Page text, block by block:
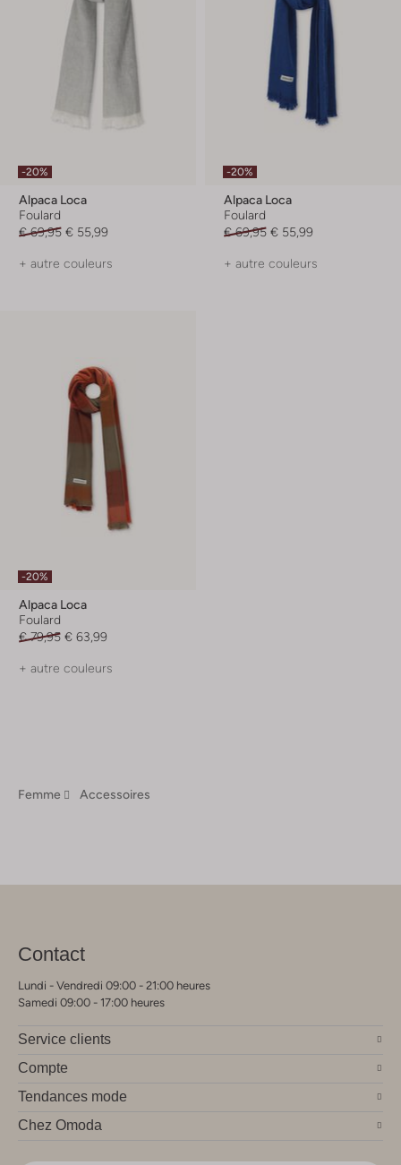
-20%
Alpaca Loca
Foulard
€ 69,95 € 55,99
+ autre couleurs
-20%
Alpaca Loca
Foulard
€ 69,95 € 55,99
+ autre couleurs
-20%
Alpaca Loca
Foulard
€ 79,95 € 63,99
+ autre couleurs
Femme Accessoires
Contact
Lundi - Vendredi 09:00 - 21:00 heures
Samedi 09:00 - 17:00 heures
Service clients
Compte
Tendances mode
Chez Omoda